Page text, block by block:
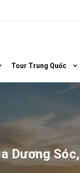
Tour Trung Quốc
Dương